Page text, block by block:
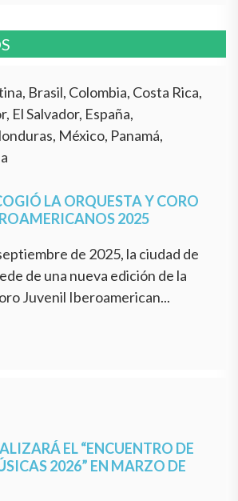
Brasil, Colombia, Costa Rica,
El Salvador, España,
México, Panamá,
LA ORQUESTA Y CORO
2025
de 2025, la ciudad de
de una nueva edición de la
Juvenil Iberoamerican...
EL “ENCUENTRO DE
2026” EN MARZO DE